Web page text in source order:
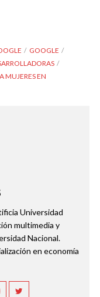
GOOGLE
MUJERES EN
Universidad
multimedia y
Nacional.
en economía